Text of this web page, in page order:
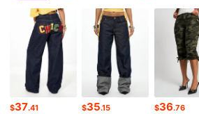
869K Seguidores
869K Seguidores
4.85 869K Seguidores
$37.41 $35.15 $36.76